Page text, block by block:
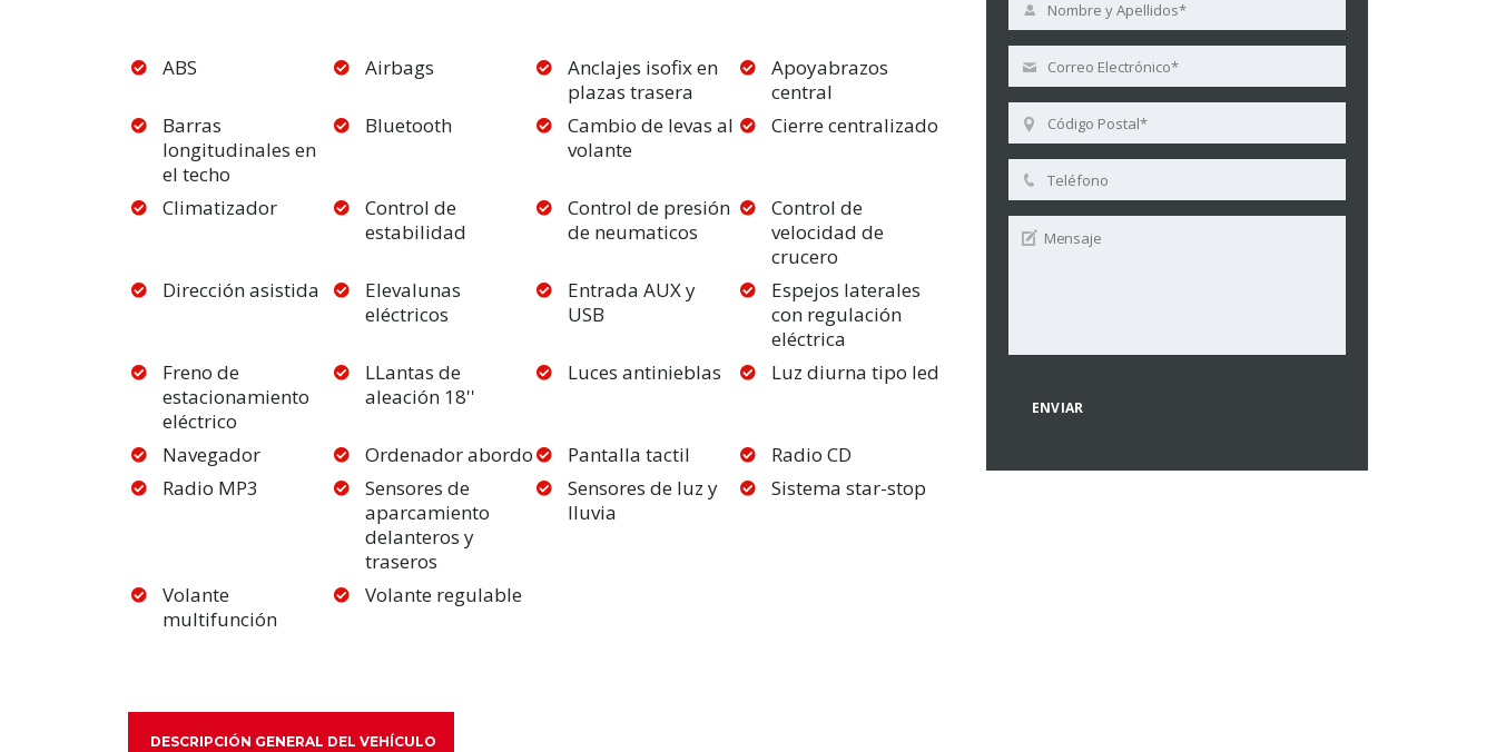
ABS Airbags
Anclajes isofix en
plazas trasera
Apoyabrazos
central
Barras
longitudinales en
el techo
Bluetooth
Cambio de levas al
volante
Cierre centralizado
Climatizador
Control de
estabilidad
Control de presión
de neumaticos
Control de
velocidad de
crucero
Dirección asistida
Elevalunas
eléctricos
Entrada AUX y
USB
Espejos laterales
con regulación
eléctrica
Freno de
estacionamiento
eléctrico
LLantas de
aleación 18''
Luces antinieblas Luz diurna tipo led
Navegador Ordenador abordo Pantalla tactil
Radio CD
Radio MP3
Sensores de
aparcamiento
delanteros y
traseros
Sensores de luz y
lluvia
Sistema star-stop
Volante
multifunción
Volante regulable
DESCRIPCIÓN GENERAL DEL VEHÍCULO